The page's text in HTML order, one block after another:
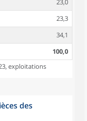
23,0
23,3
34,1
100,0
exploitations
des